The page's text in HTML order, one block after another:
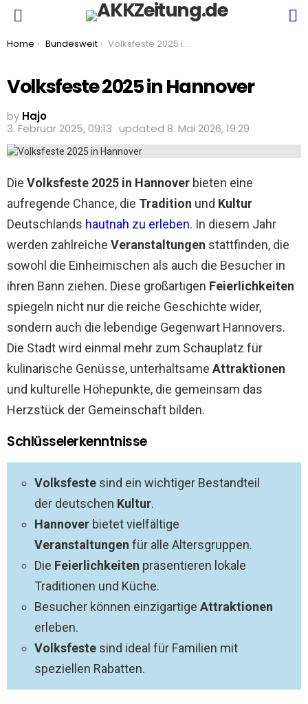
You are here:
Home Bundesweit Volksfeste 2025 in Hannover
Volksfeste 2025 in Hannover
by Hajo
3. Februar 2025, 09:13 updated 8. Mai 2026, 19:29
Die Volksfeste 2025 in Hannover bieten eine
aufregende Chance, die Tradition und Kultur
Deutschlands hautnah zu erleben. In diesem Jahr
werden zahlreiche Veranstaltungen stattfinden, die
sowohl die Einheimischen als auch die Besucher in
ihren Bann ziehen. Diese großartigen Feierlichkeiten
spiegeln nicht nur die reiche Geschichte wider,
sondern auch die lebendige Gegenwart Hannovers.
Die Stadt wird einmal mehr zum Schauplatz für
kulinarische Genüsse, unterhaltsame Attraktionen
und kulturelle Höhepunkte, die gemeinsam das
Herzstück der Gemeinschaft bilden.
Schlüsselerkenntnisse
Volksfeste sind ein wichtiger Bestandteil
der deutschen Kultur.
Hannover bietet vielfältige
Veranstaltungen für alle Altersgruppen.
Die Feierlichkeiten präsentieren lokale
Traditionen und Küche.
Besucher können einzigartige Attraktionen
erleben.
Volksfeste sind ideal für Familien mit
speziellen Rabatten.